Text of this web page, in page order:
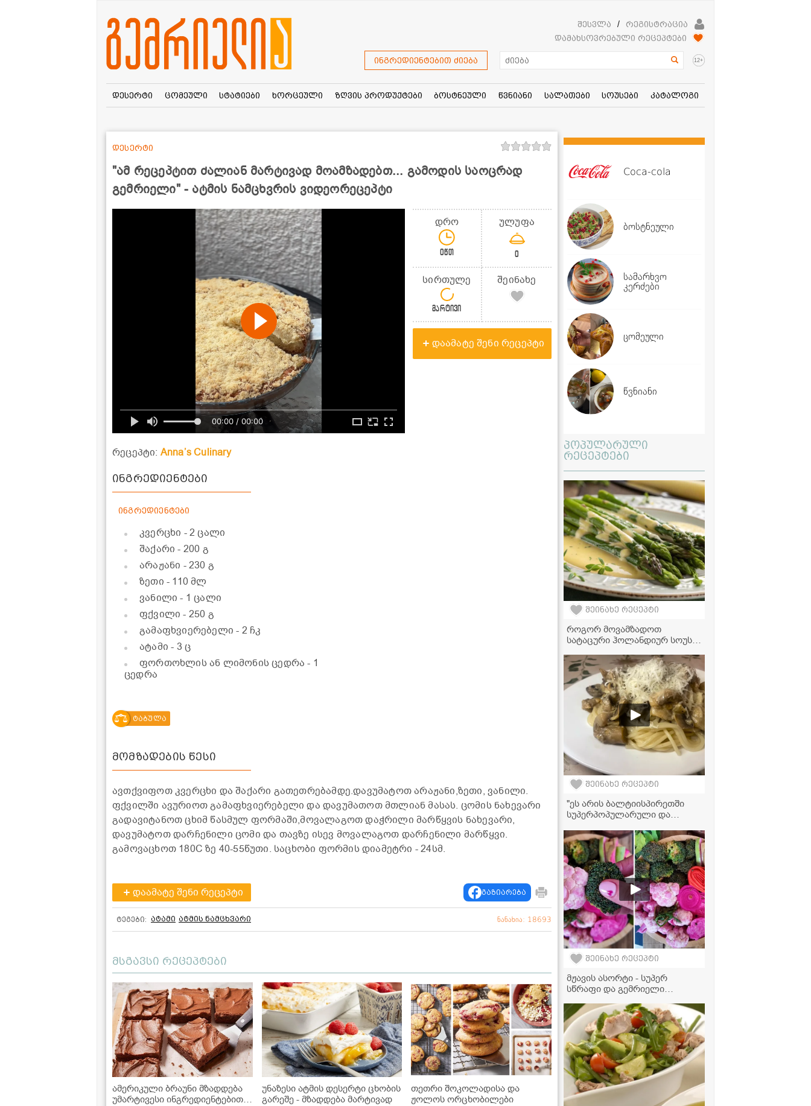
შესვლა /
რეგისტრაცია
დამახსოვრებული რეცეპტები
ინგრედიენტებით ძიება 12+
დესერტი ცომეული სტატიები ხორცეული ზღვის პროდუქტები ბოსტნეული წვნიანი სალათები სოუსები კატალოგი
"ამ რეცეპტით ძალიან მარტივად მოამზადებთ... გამოდის საოცრად
გემრიელი" - ატმის ნამცხვრის ვიდეორეცეპტი
დესერტი
00:00 / 00:00
დრო
0წთ
ულუფა
0
სირთულე
მარტივი
შეინახე
დაამატე შენი რეცეპტი
რეცეპტი: Anna’s Culinary
ინგრედიენტები
ინგრედიენტები
კვერცხი - 2 ცალი
შაქარი- 200 გ
არაჟანი - 230 გ
ზეთი - 110 მლ
ვანილი- 1 ცალი
ფქვილი- 250 გ
გამაფხვიერებელი- 2 ჩკ
ატამი- 3 ც
ფორთოხლის ან ლიმონის ცედრა- 1
ცედრა
ტაბულა
მომზადების წესი
ავთქვიფოთ კვერცხი და შაქარი გათეთრებამდე.დავუმატოთ არაჟანი,ზეთი, ვანილი.
ფქვილში ავურიოთ გამაფხვიერებელი და დავუმათოთ მთლიან მასას. ცომის ნახევარი
გადავიტანოთ ცხიმ წასმულ ფორმაში,მოვალაგოთ დაჭრილი მარწყვის ნახევარი,
დავუმატოთ დარჩენილი ცომი და თავზე ისევ მოვალაგოთ დარჩენილი მარწყვი.
გამოვაცხოთ 180C ზე 40-55წუთი. საცხობი ფორმის დიამეტრი - 24სმ.
დაამატე შენი რეცეპტი გაზიარება
ტეგები: ატამი ატმის ნამცხვარი ნანახია: 18693
მსგავსი რეცეპტები
ამერიკული ბრაუნი მზადდება
უმარტივესი ინგრედიენტებით,
უნაზესი ატმის დესერტი ცხობის
გარეშე - მზადდება მარტივად
თეთრი შოკოლადისა და
ჟოლოს ორცხობილები
Coca-cola
ბოსტნეული
სამარხვო
კერძები
ცომეული
წვნიანი
პოპულარული
რეცეპტები
შეინახე რეცეპტი
როგორ მოვამზადოთ
სატაცური ჰოლანდიურ სოუსში
მარტივი რეცეპტი
შეინახე რეცეპტი
"ეს არის ბალტიისპირეთში
სუპერპოპულარული და
რომელიც შეგიძლიათ
მიირთვათ ხორცთან,
პასტასთან და სხვა
პროდუქტებთან ერთად, მის
მოსამზადებლად კი
რამდენიმე წუთი
დაგჭირდებათ" -
ვიდეორეცეპტი
შეინახე რეცეპტი
მჟავის ასორტი - სუპერ
სწრაფი და გემრიელი